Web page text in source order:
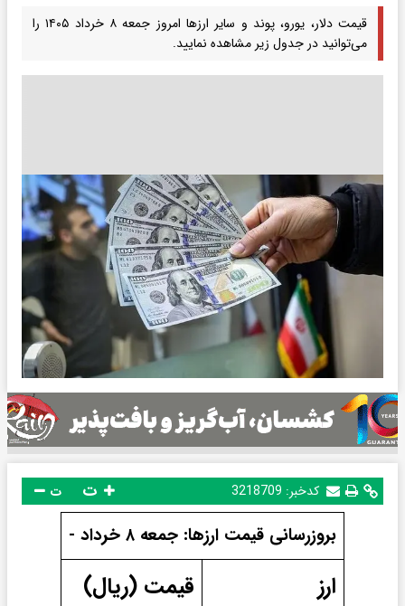
قیمت دلار، یورو، پوند و سایر ارزها امروز جمعه ۸ خرداد ۱۴۰۵ را
می‌توانید در جدول زیر مشاهده نمایید.
کدخبر: 3218709 ت
بروزرسانی قیمت ارزها: جمعه ۸ خرداد -
ارز قیمت (ریال)